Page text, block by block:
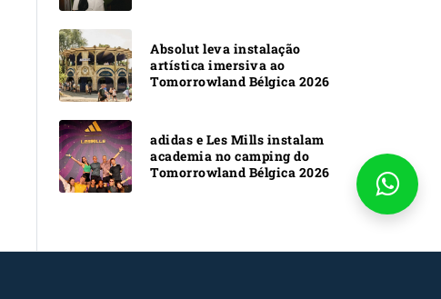
Absolut leva instalação
artística imersiva ao
Tomorrowland Bélgica 2026
adidas e Les Mills instalam
academia no camping do
Tomorrowland Bélgica 2026